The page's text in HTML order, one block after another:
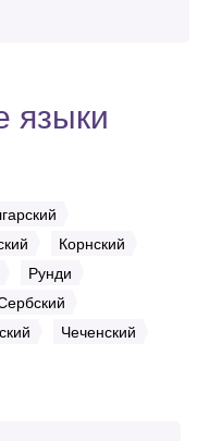
языки
Корнский
Рунди
Чеченский